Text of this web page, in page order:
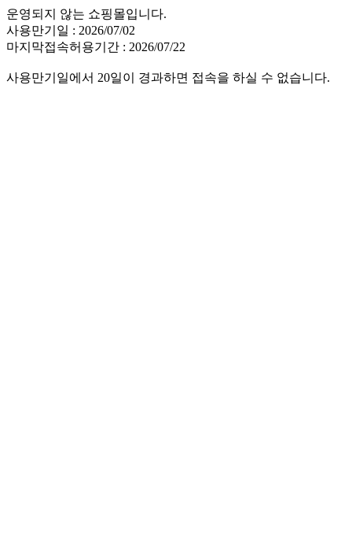
운영되지 않는 쇼핑몰입니다.
사용만기일 : 2026/07/02
마지막접속허용기간 : 2026/07/22
사용만기일에서 20일이 경과하면 접속을 하실 수 없습니다.